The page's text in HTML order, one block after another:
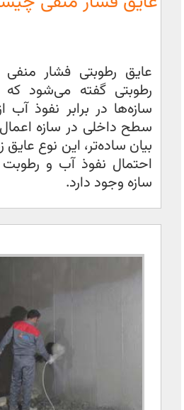
عایق رطوبتی فشار
رطوبتی گفته می‌شود
سازه‌ها در برابر نفوذ
سطح داخلی در سازه
بیان ساده‌تر، این نوع عایق
احتمال نفوذ آب و
سازه وجود دارد.